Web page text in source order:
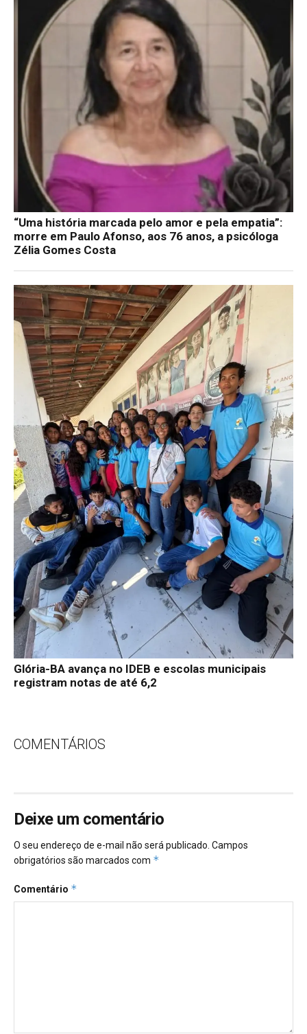
“Uma história marcada pelo amor e pela empatia”:
morre em Paulo Afonso, aos 76 anos, a psicóloga
Zélia Gomes Costa
Glória-BA avança no IDEB e escolas municipais
registram notas de até 6,2
COMENTÁRIOS
Deixe um comentário
O seu endereço de e-mail não será publicado. Campos
obrigatórios são marcados com *
Comentário *